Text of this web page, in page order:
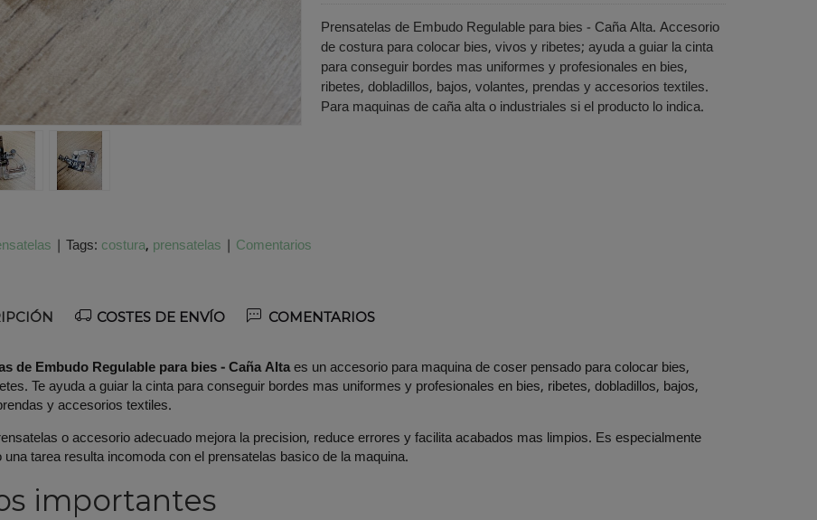
Prensatelas de Embudo Regulable para bies - Caña Alta. Accesorio
de costura para colocar bies, vivos y ribetes; ayuda a guiar la cinta
para conseguir bordes mas uniformes y profesionales en bies,
ribetes, dobladillos, bajos, volantes, prendas y accesorios textiles.
Para maquinas de caña alta o industriales si el producto lo indica.
| Tags: costura prensatelas | Comentarios
COSTES DE ENVÍO COMENTARIOS
de Embudo Regulable para bies - Caña Altaes un accesorio para maquina de coser pensado para colocar bies,
Te ayuda a guiar la cinta para conseguir bordes mas uniformes y profesionales en bies, ribetes, dobladillos, bajos,
y accesorios textiles.
o accesorio adecuado mejora la precision, reduce errores y facilita acabados mas limpios. Es especialmente
una tarea resulta incomoda con el prensatelas basico de la maquina.
importantes